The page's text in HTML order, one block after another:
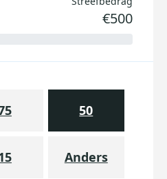
€500
50
Anders